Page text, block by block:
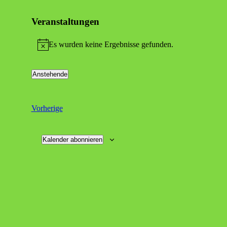
Veranstaltungen
Hinweis
Es wurden keine Ergebnisse gefunden.
Anstehende
VorherigeVeranstaltungen
Kalender abonnieren